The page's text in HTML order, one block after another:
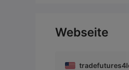
Webseite